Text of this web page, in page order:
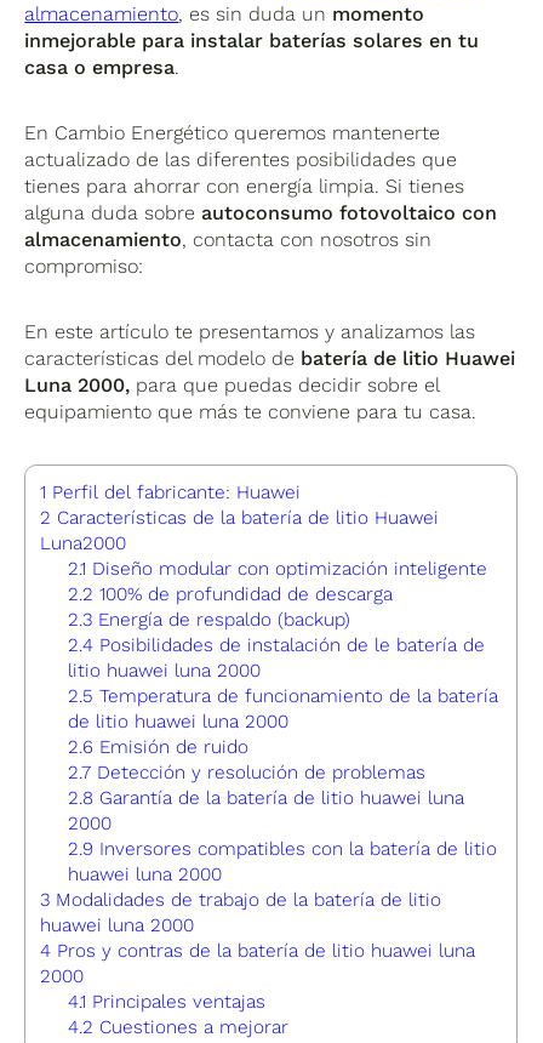
almacenamiento, es sin duda un momento
inmejorable para instalar baterías solares en tu
casa o empresa.
En Cambio Energético queremos mantenerte
actualizado de las diferentes posibilidades que
tienes para ahorrar con energía limpia. Si tienes
alguna duda sobre autoconsumo fotovoltaico con
almacenamiento, contacta con nosotros sin
compromiso:
En este artículo te presentamos y analizamos las
características del modelo de batería de litio Huawei
Luna 2000, para que puedas decidir sobre el
equipamiento que más te conviene para tu casa.
1 Perfil del fabricante: Huawei
2 Características de la batería de litio Huawei
Luna2000
2.1 Diseño modular con optimización inteligente
2.2 100% de profundidad de descarga
2.3 Energía de respaldo (backup)
2.4 Posibilidades de instalación de le batería de
litio huawei luna 2000
2.5 Temperatura de funcionamiento de la batería
de litio huawei luna 2000
2.6 Emisión de ruido
2.7 Detección y resolución de problemas
2.8 Garantía de la batería de litio huawei luna
2000
2.9 Inversores compatibles con la batería de litio
huawei luna 2000
3 Modalidades de trabajo de la batería de litio
huawei luna 2000
4 Pros y contras de la batería de litio huawei luna
2000
4.1 Principales ventajas
4.2 Cuestiones a mejorar